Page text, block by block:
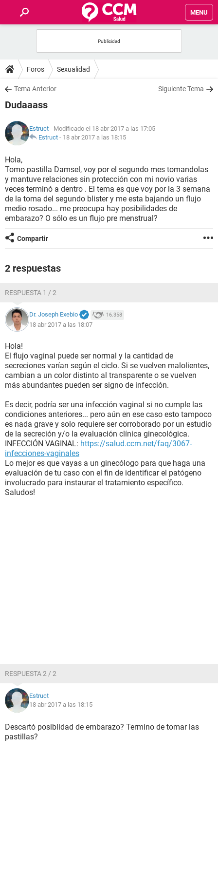
MENU
FOROS
SALUD
NUTRICIÓN
BIENESTAR
SEXUALIDAD
GLOSARIO
Foros Sexualidad
Tema Anterior Siguiente Tema
Dudaaass
Estruct - Modificado el 18 abr 2017 a las 17:05
Estruct - 18 abr 2017 a las 18:15
Hola,
Tomo pastilla Damsel, voy por el segundo mes tomandolas
y mantuve relaciones sin protección con mi novio varias
veces terminó a dentro . El tema es que voy por la 3 semana
de la toma del segundo blister y me esta bajando un flujo
medio rosado... me preocupa hay posibilidades de
embarazo? O sólo es un flujo pre menstrual?
Compartir
2 respuestas
RESPUESTA 1 / 2
Dr. Joseph Exebio 16.358
18 abr 2017 a las 18:07
Hola!
El flujo vaginal puede ser normal y la cantidad de
secreciones varían según el ciclo. Si se vuelven malolientes,
cambian a un color distinto al transparente o se vuelven
más abundantes pueden ser signo de infección.
Es decir, podría ser una infección vaginal si no cumple las
condiciones anteriores... pero aún en ese caso esto tampoco
es nada grave y solo requiere ser corroborado por un estudio
de la secreción y/o la evaluación clínica ginecológica.
INFECCIÓN VAGINAL: https://salud.ccm.net/faq/3067-
infecciones-vaginales
Lo mejor es que vayas a un ginecólogo para que haga una
evaluación de tu caso con el fin de identificar el patógeno
involucrado para instaurar el tratamiento específico.
Saludos!
RESPUESTA 2 / 2
Estruct
18 abr 2017 a las 18:15
Descartó posiblidad de embarazo? Termino de tomar las
pastillas?